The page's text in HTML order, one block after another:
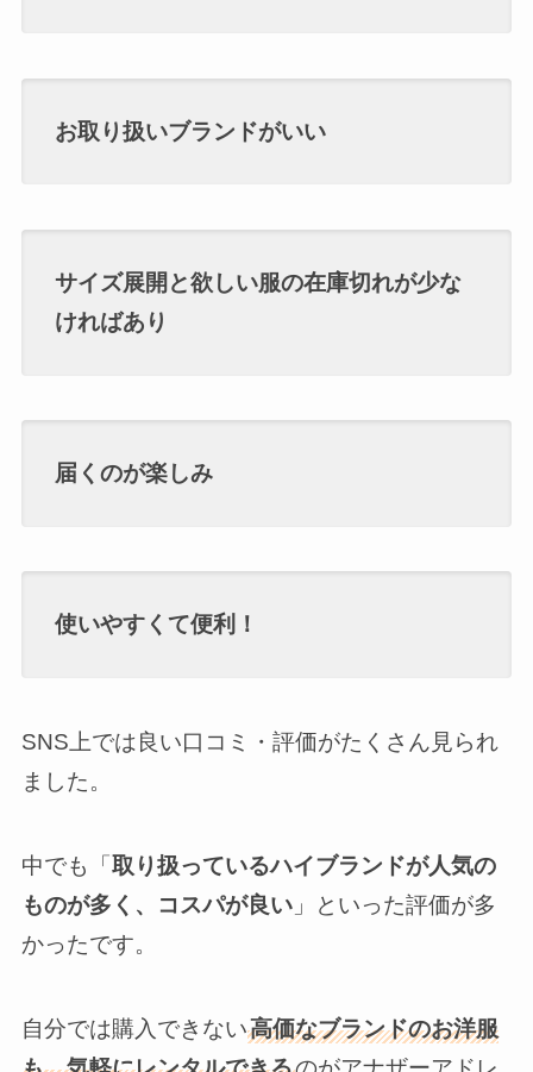
お取り扱いブランドがいい
サイズ展開と欲しい服の在庫切れが少な
ければあり
届くのが楽しみ
使いやすくて便利！
SNS上では良い口コミ・評価がたくさん見られ
ました。
中でも「 取り扱っているハイブランドが人気の
ものが多く、コスパが良い」といった評価が多
かったです。
自分では購入できない高価なブランドのお洋服